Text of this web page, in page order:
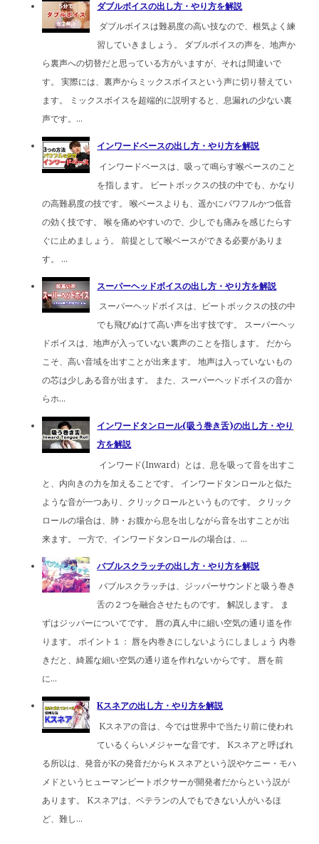
ダブルボイスの出し方・やり方を解説
ダブルボイスは難易度の高い技なので、根気よく練
習していきましょう。 ダブルボイスの声を、地声か
ら裏声への切替だと思っている方がいますが、それは間違いで
す。 実際には、裏声からミックスボイスという声に切り替えてい
ます。 ミックスボイスを超端的に説明すると、息漏れの少ない裏
声です。...
インワードベースの出し方・やり方を解説
インワードベースは、吸って鳴らす喉ベースのこと
を指します。 ビートボックスの技の中でも、かなり
の高難易度の技です。 喉ベースよりも、遥かにパワフルかつ低音
の効く技です。 喉を痛めやすいので、少しでも痛みを感じたらす
ぐに止めましょう。 前提として喉ベースができる必要がありま
す。 ...
スーパーヘッドボイスの出し方・やり方を解説
スーパーヘッドボイスは、ビートボックスの技の中
でも飛びぬけて高い声を出す技です。 スーパーヘッ
ドボイスは、地声が入っていない裏声のことを指します。 だから
こそ、高い音域を出すことが出来ます。 地声は入っていないもの
の芯は少しある音が出ます。 また、スーパーヘッドボイスの音か
らホ...
インワードタンロール(吸う巻き舌)の出し方・やり
方を解説
インワード(Inward）とは、息を吸って音を出すこ
と、内向きの力を加えることです。 インワードタンロールと似た
ような音が一つあり、クリックロールというものです。 クリック
ロールの場合は、肺・お腹から息を出しながら音を出すことが出
来ます。 一方で、インワードタンロールの場合は、...
バブルスクラッチの出し方・やり方を解説
バブルスクラッチは、ジッパーサウンドと吸う巻き
舌の２つを融合させたものです。 解説します。 ま
ずはジッパーについてです。 唇の真ん中に細い空気の通り道を作
ります。 ポイント１： 唇を内巻きにしないようにしましょう 内巻
きだと、綺麗な細い空気の通り道を作れないからです。 唇を前
に...
Kスネアの出し方・やり方を解説
Kスネアの音は、今では世界中で当たり前に使われ
ているくらいメジャーな音です。 Kスネアと呼ばれ
る所以は、発音がKの発音だからＫスネアという説やケニー・モハ
メドというヒューマンビートボクサーが開発者だからという説が
あります。 Kスネアは、ベテランの人でもできない人がいるほ
ど、難し...